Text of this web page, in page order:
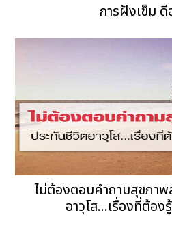
การฝังเข็ม ดี
ไม่ต้องตอบคำถามสุขภา
อาวุโส...เรื่องที่ต้อง